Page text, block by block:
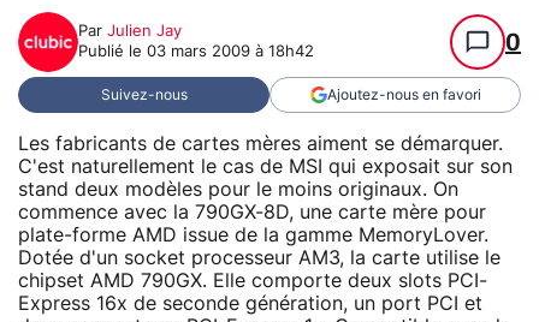
Par Julien Jay
Publié le 03 mars 2009 à 18h42 0
Suivez-nous Ajoutez-nous en favori
Les fabricants de cartes mères aiment se démarquer.
C'est naturellement le cas de MSI qui exposait sur son
stand deux modèles pour le moins originaux. On
commence avec la 790GX-8D, une carte mère pour
plate-forme AMD issue de la gamme MemoryLover.
Dotée d'un socket processeur AM3, la carte utilise le
chipset AMD 790GX. Elle comporte deux slots PCI-
Express 16x de seconde génération, un port PCI et